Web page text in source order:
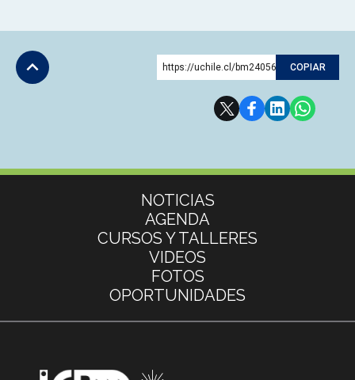
https://uchile.cl/bm240565 COPIAR
NOTICIAS
AGENDA
CURSOS Y TALLERES
VIDEOS
FOTOS
OPORTUNIDADES